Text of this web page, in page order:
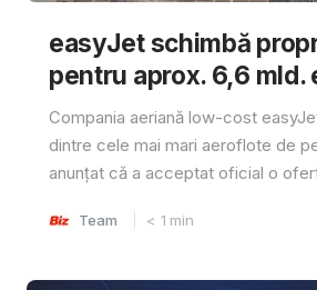
easyJet schimbă
pentru aprox. 6,6 mld.
Compania aeriană low-cost
dintre cele mai mari aeroflote de
anunțat că a acceptat oficial o
Team < 1 min